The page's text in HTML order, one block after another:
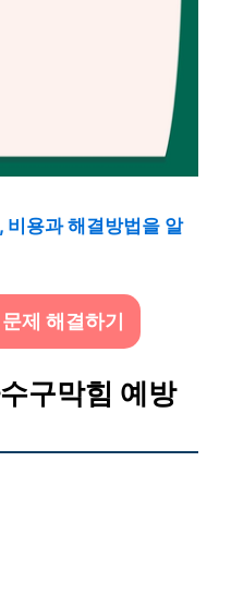
비용과 해결방법을 알
제 해결하기
구막힘 예방